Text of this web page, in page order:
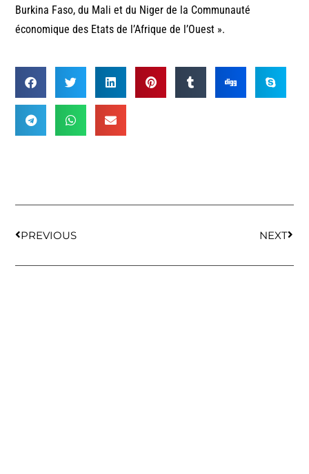
Burkina Faso, du Mali et du Niger de la Communauté
économique des Etats de l’Afrique de l’Ouest ».
PREVIOUS NEXT